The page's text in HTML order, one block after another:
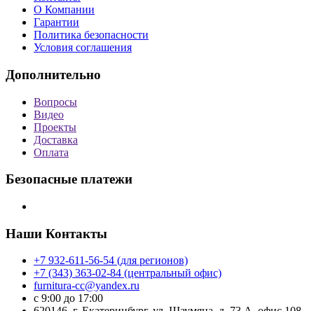
О Компании
Гарантии
Политика безопасности
Условия соглашения
Дополнительно
Вопросы
Видео
Проекты
Доставка
Оплата
Безопасные платежи
Наши Контакты
+7 932-611-56-54 (для регионов)
+7 (343) 363-02-84 (центральный офис)
furnitura-cc@yandex.ru
с 9:00 до 17:00